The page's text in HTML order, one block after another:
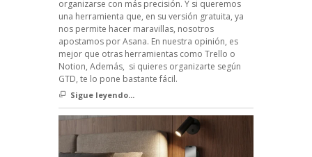
organizarse con más precisión. Y si queremos
una herramienta que, en su versión gratuita, ya
nos permite hacer maravillas, nosotros
apostamos por Asana. En nuestra opinión, es
mejor que otras herramientas como Trello o
Notion, Además, si quieres organizarte según
GTD, te lo pone bastante fácil.
Sigue leyendo...